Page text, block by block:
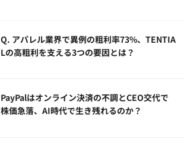
Q. アパレル業界で異例の粗利率73%、TENTIA
Lの高粗利を支える3つの要因とは？
PayPalはオンライン決済の不調とCEO交代で
株価急落、AI時代で生き残れるのか？